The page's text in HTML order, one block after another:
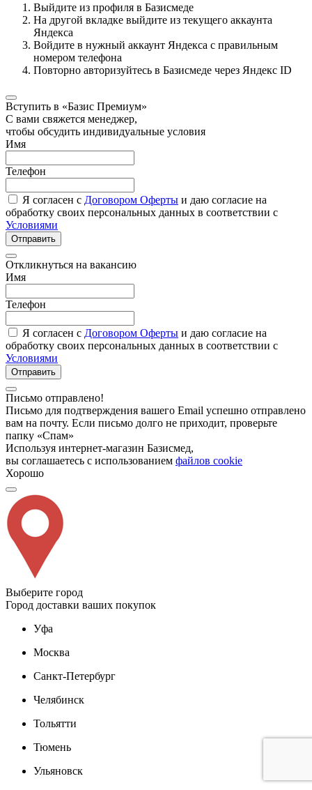
Выйдите из профиля в Базисмеде
На другой вкладке выйдите из текущего аккаунта
Яндекса
Войдите в нужный аккаунт Яндекса с правильным
номером телефона
Повторно авторизуйтесь в Базисмеде через Яндекс ID
Вступить в «Базис Премиум»
С вами свяжется менеджер,
чтобы обсудить индивидуальные условия
Имя
Телефон
Я согласен с Договором Оферты и даю согласие на
обработку своих персональных данных в соответствии с
Условиями
Отправить
Откликнуться на вакансию
Имя
Телефон
Я согласен с Договором Оферты и даю согласие на
обработку своих персональных данных в соответствии с
Условиями
Отправить
Письмо отправлено!
Письмо для подтверждения вашего Email успешно отправлено
вам на почту. Если письмо долго не приходит, проверьте
папку «Спам»
Используя интернет-магазин Базисмед,
вы соглашаетесь с использованием файлов cookie
Хорошо
Выберите город
Город доставки ваших покупок
Уфа
Москва
Санкт-Петербург
Челябинск
Тольятти
Тюмень
Ульяновск